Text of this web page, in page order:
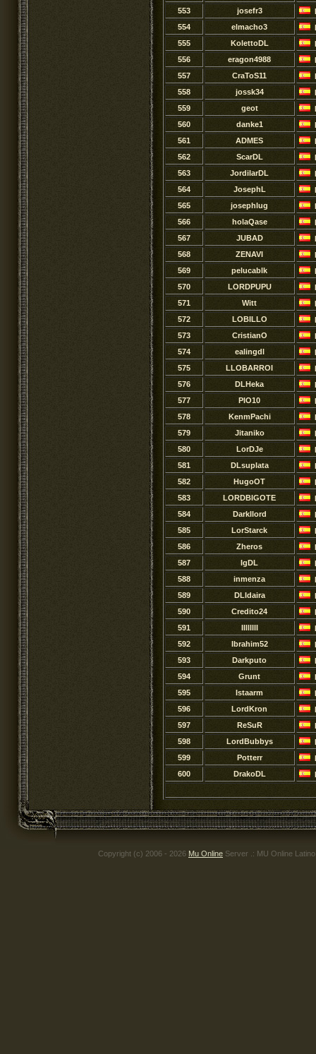
553
josefr3
554
elmacho3
555
KolettoDL
556
eragon4988
557
CraToS11
558
jossk34
559
geot
560
danke1
561
ADMES
562
ScarDL
563
JordilarDL
564
JosephL
565
josephlug
566
holaQase
567
JUBAD
568
ZENAVI
569
pelucablk
570
LORDPUPU
571
Witt
572
LOBILLO
573
CristianO
574
ealingdl
575
LLOBARROI
576
DLHeka
577
PIO10
578
KenmPachi
579
Jitaniko
580
LorDJe
581
DLsuplata
582
HugoOT
583
LORDBIGOTE
584
Darkllord
585
LorStarck
586
Zheros
587
IgDL
588
inmenza
589
DLIdaira
590
Credito24
591
IIlllllI
592
Ibrahim52
593
Darkputo
594
Grunt
595
Istaarm
596
LordKron
597
ReSuR
598
LordBubbys
599
Potterr
600
DrakoDL
Copyright (c) 2006 - 2026 Mu Online Server .: MU Online